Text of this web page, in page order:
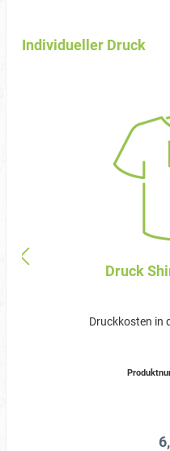
Individueller Druck
Druck